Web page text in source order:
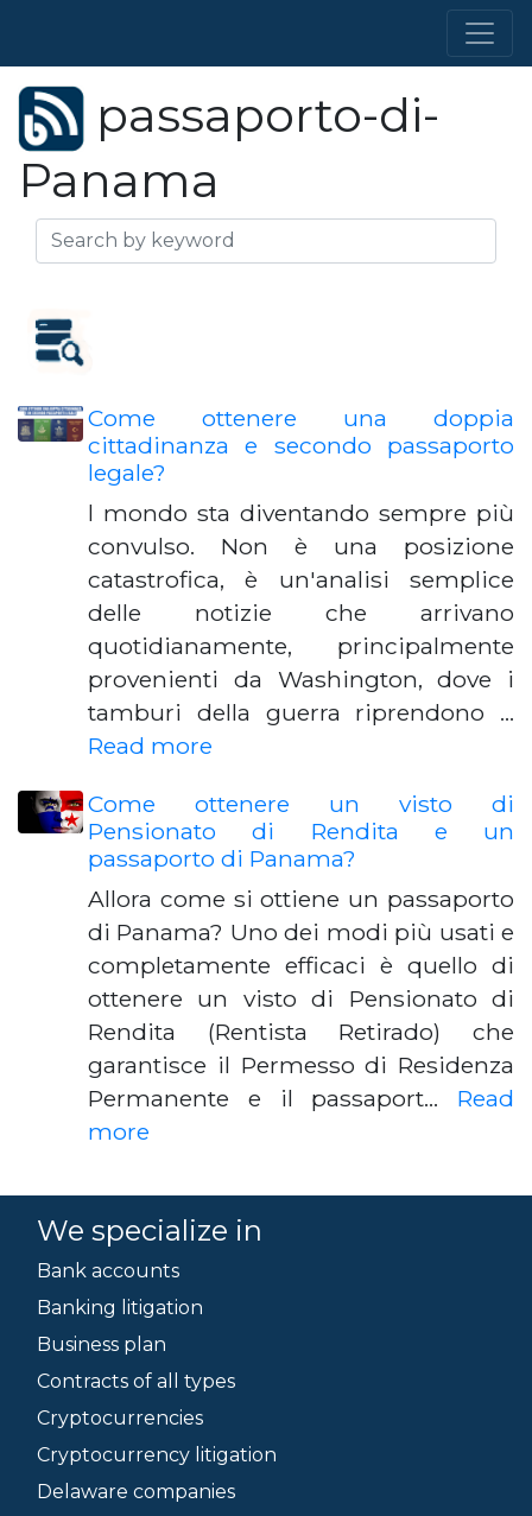
passaporto-di-
Panama
Come ottenere una doppia
cittadinanza e secondo passaporto
legale?
l mondo sta diventando sempre più
convulso. Non è una posizione
catastrofica, è un'analisi semplice
delle notizie che arrivano
quotidianamente, principalmente
provenienti da Washington, dove i
tamburi della guerra riprendono …
Read more
Come ottenere un visto di
Pensionato di Rendita e un
passaporto di Panama?
Allora come si ottiene un passaporto
di Panama? Uno dei modi più usati e
completamente efficaci è quello di
ottenere un visto di Pensionato di
Rendita (Rentista Retirado) che
garantisce il Permesso di Residenza
Permanente e il passaport… Read
more
We specialize in
Bank accounts
Banking litigation
Business plan
Contracts of all types
Cryptocurrencies
Cryptocurrency litigation
Delaware companies